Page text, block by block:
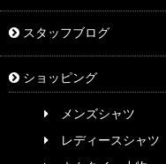
スタッフブログ
ショッピング
メンズシャツ
レディースシャツ